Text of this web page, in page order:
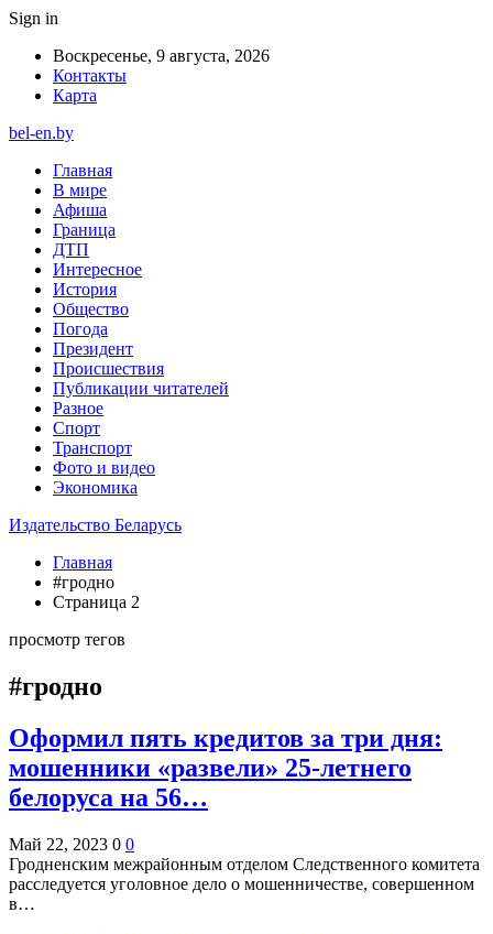
Sign in
Воскресенье, 9 августа, 2026
Контакты
Карта
bel-en.by
Главная
В мире
Афиша
Граница
ДТП
Интересное
История
Общество
Погода
Президент
Происшествия
Публикации читателей
Разное
Спорт
Транспорт
Фото и видео
Экономика
Издательство Беларусь
Главная
#гродно
Страница 2
просмотр тегов
#гродно
Оформил пять кредитов за три дня:
мошенники «развели» 25-летнего
белоруса на 56…
Май 22, 2023 0 0
Гродненским межрайонным отделом Следственного комитета
расследуется уголовное дело о мошенничестве, совершенном
в…